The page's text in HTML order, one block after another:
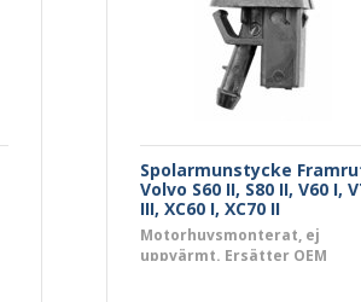
Spolarmunstycke
Volvo S60 II, S80 II, V60 I,
III, XC60 I, XC70 II
Motorhuvsmonterat, ej
uppvärmt. Ersätter OEM